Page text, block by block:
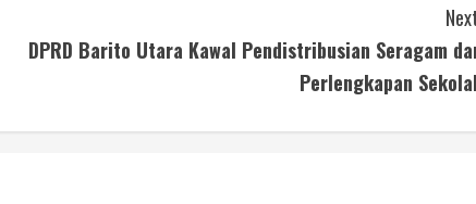
DPRD Barito Utara Kawal Pendistribusian Seragam
Perlengkapan